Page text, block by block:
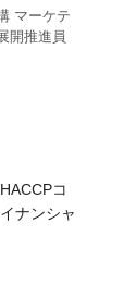
日本パッケ
マーケテ
開推進員
コ
ナンシャ